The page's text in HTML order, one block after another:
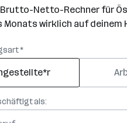
Netto-Rechner für
Monats wirklich auf deinem
*
als: